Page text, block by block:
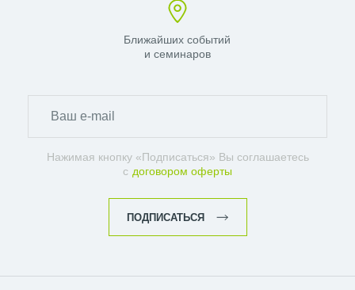
Ближайших событий
и семинаров
Нажимая кнопку «Подписаться» Вы соглашаетесь
с договором оферты
ПОДПИСАТЬСЯ